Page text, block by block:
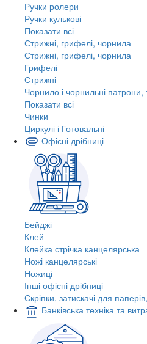
Ручки ролери
Ручки кулькові
Показати всі
Стрижні, грифелі, чорнила
Стрижні, грифелі, чорнила
Грифелі
Стрижні
Чорнило і чорнильні патрони,
Показати всі
Чинки
Циркулі і Готовальні
Офісні дрібниці
Бейджі
Клей
Клейка стрічка канцелярська
Ножі канцелярські
Ножиці
Інші офісні дрібниці
Скріпки, затискачі для
Банківська техніка та